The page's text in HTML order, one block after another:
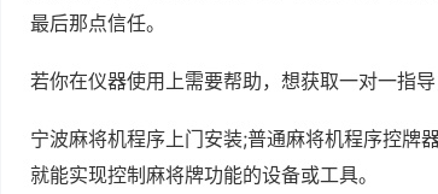
最后那点信任。
若你在仪器使用上需要帮助，想获取一对一指
宁波麻将机程序上门安装;普通麻将机程序控牌
就能实现控制麻将牌功能的设备或工具。